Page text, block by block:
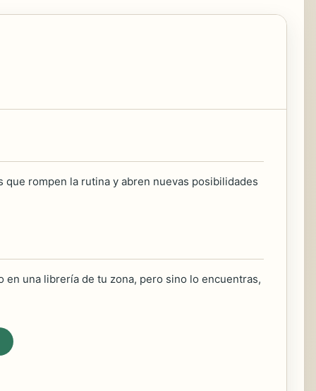
rompen la rutina y abren nuevas posibilidades
una librería de tu zona, pero sino lo encuentras,